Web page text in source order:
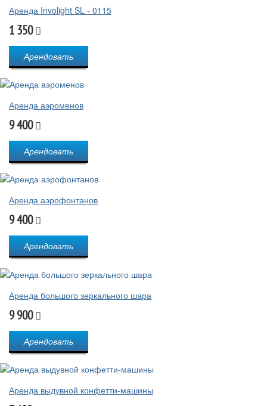
Аренда Involight SL - 0115
1 350
Арендовать
Аренда аэроменов
9 400
Арендовать
Аренда аэрофонтанов
9 400
Арендовать
Аренда большого зеркального шара
9 900
Арендовать
Аренда выдувной конфетти-машины